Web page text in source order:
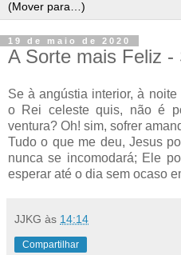
19 de maio de 2020
A Sorte mais Feliz -
Se à angústia interior, à
o Rei celeste quis, não é
ventura? Oh! sim, sofrer
Tudo o que me deu, Jesus
nunca se incomodará; Ele
esperar até o dia sem ocaso
JJKG às 14:14
Compartilhar